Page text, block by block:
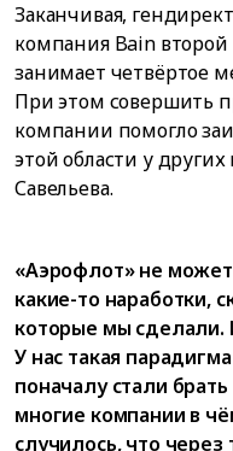
Заканчивая,
компания Bain
занимает четвёртое
При этом совершить
компании помогло
этой области у
Савельева.
«Аэрофлот» не
какие-то наработки,
которые мы сделали.
У нас такая
поначалу стали
многие компании в
случилось, что